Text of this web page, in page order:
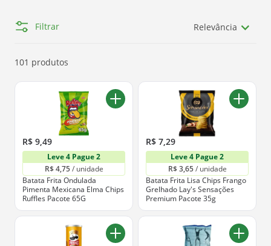
cabeça! Temos aqui a melhor seleção de produtos
Pão de Açúcar
. Se você quer comprar os produtos
abaixo.
Filtrar Relevância
101 produtos
R$ 9,49
Leve 4 Pague 2
R$ 4,75 / unidade
Batata Frita Ondulada
Pimenta Mexicana Elma Chips
Ruffles Pacote 65G
R$ 7,29
Leve 4 Pague 2
R$ 3,65 / unidade
Batata Frita Lisa Chips Frango
Grelhado Lay's Sensações
Premium Pacote 35g